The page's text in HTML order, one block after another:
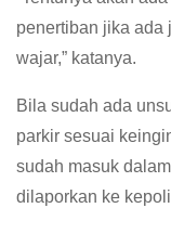
penertiban jika ada
wajar,” katanya.
Bila sudah ada
parkir sesuai
sudah masuk
dilaporkan ke